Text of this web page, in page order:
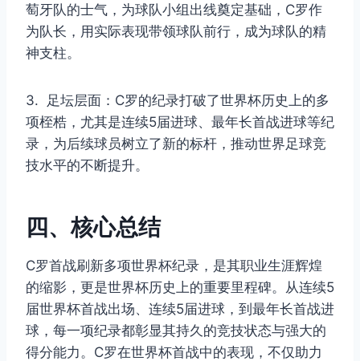
萄牙队的士气，为球队小组出线奠定基础，C罗作
为队长，用实际表现带领球队前行，成为球队的精
神支柱。
3. 足坛层面：C罗的纪录打破了世界杯历史上的多
项桎梏，尤其是连续5届进球、最年长首战进球等纪
录，为后续球员树立了新的标杆，推动世界足球竞
技水平的不断提升。
四、核心总结
C罗首战刷新多项世界杯纪录，是其职业生涯辉煌
的缩影，更是世界杯历史上的重要里程碑。从连续5
届世界杯首战出场、连续5届进球，到最年长首战进
球，每一项纪录都彰显其持久的竞技状态与强大的
得分能力。C罗在世界杯首战中的表现，不仅助力